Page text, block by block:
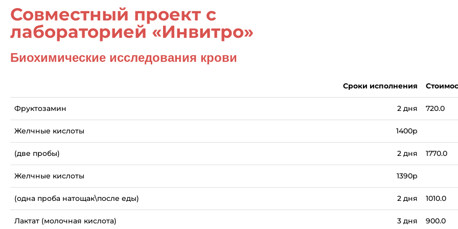
Совместный проект с
лабораторией «Инвитро»
Биохимические исследования крови
Сроки исполнения
Фруктозамин 2 дня 720.0
Желчные кислоты 1400р
(две пробы) 2 дня 1770.0
Желчные кислоты 1390р
(одна проба натощак\после еды) 2 дня 1010.0
Лактат (молочная кислота) 3 дня 900.0